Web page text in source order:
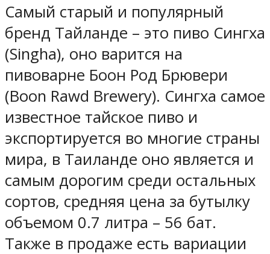
Самый старый и популярный
бренд Тайланде – это пиво Сингха
(Singha), оно варится на
пивоварне Боон Род Брювери
(Boon Rawd Brewery). Сингха самое
известное тайское пиво и
экспортируется во многие страны
мира, в Таиланде оно является и
самым дорогим среди остальных
сортов, средняя цена за бутылку
объемом 0.7 литра – 56 бат.
Также в продаже есть вариации